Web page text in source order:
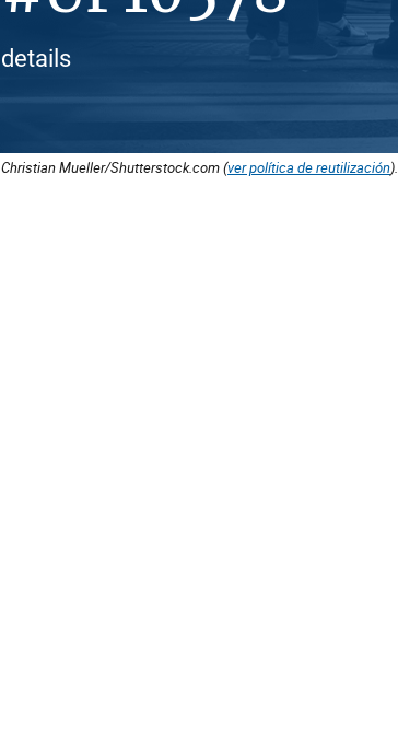
details
Christian Mueller/Shutterstock.com (ver política de reutilización).